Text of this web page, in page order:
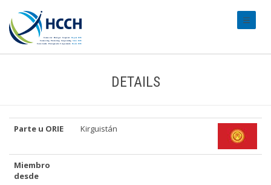
DETAILS
Parte u ORIE Kirguistán
Miembro
desde